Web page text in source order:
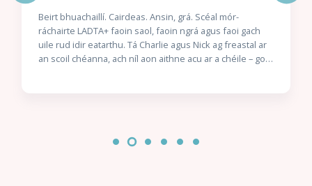
Beirt bhuachaillí. Cairdeas. Ansin, grá. Scéal mór-
ráchairte LADTA+ faoin saol, faoin ngrá agus faoi gach
uile rud idir eatarthu. Tá Charlie agus Nick ag freastal ar
an scoil chéanna, ach níl aon aithne acu ar a chéile – go
ag Alice Oseman. Aistrithe ag Eoin McEvoy.